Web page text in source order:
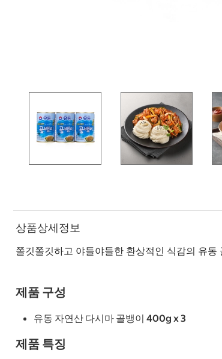
상품상세정보
쫄깃쫄깃하고 야들야들한 환상적인 식감의 유
제품 구성
유동 자연산 다시마 골뱅이 400g x 3
제품 특징